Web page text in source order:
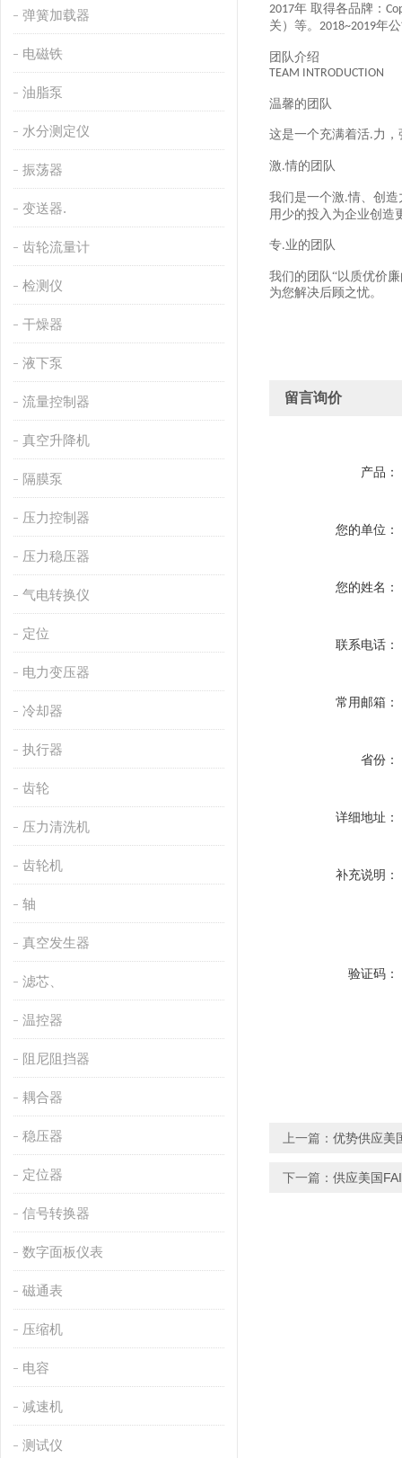
弹簧加载器
电磁铁
油脂泵
水分测定仪
振荡器
变送器.
齿轮流量计
检测仪
干燥器
液下泵
流量控制器
真空升降机
隔膜泵
压力控制器
压力稳压器
气电转换仪
定位
电力变压器
冷却器
执行器
齿轮
压力清洗机
齿轮机
轴
真空发生器
滤芯、
温控器
阻尼阻挡器
耦合器
稳压器
定位器
信号转换器
数字面板仪表
磁通表
压缩机
电容
减速机
测试仪
2017年 取得各品牌：
关）等。 2018~2019年
团队介绍
TEAM INTRODUCTION
温馨的团队
这是一个充满着活.力，
激.情的团队
我们是一个激.情、创造
用少的投入为企业创造
专.业的团队
我们的团队“以质优价
为您解决后顾之忧。
留言询价
产品：
您的单位：
您的姓名：
联系电话：
常用邮箱：
省份：
详细地址：
补充说明：
验证码：
上一篇： 优势供应美
下一篇： 供应美国